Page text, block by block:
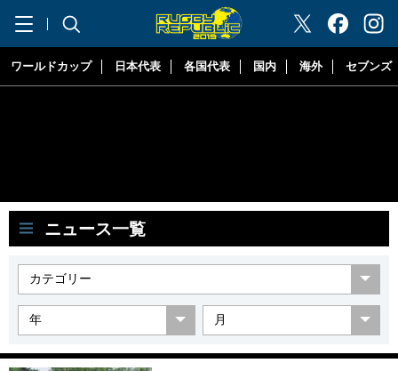
"ラグビーリパブリック"
ワールドカップ 日本代表 各国代表 国内 海外 セブンズ
ニュース一覧